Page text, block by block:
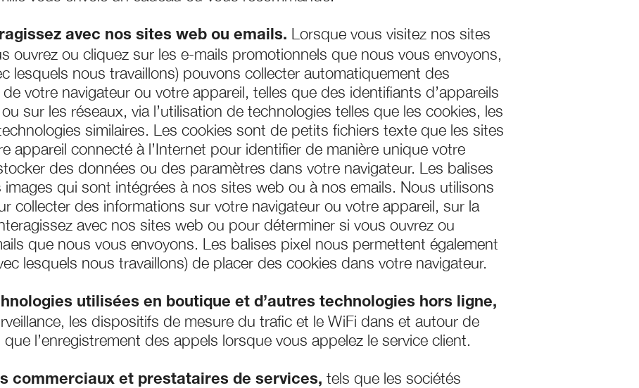
avec nos sites web ou emails. Lorsque vous visitez nos sites
ouvrez ou cliquez sur les e-mails promotionnels que nous vous envoyons,
lesquels nous travaillons) pouvons collecter automatiquement des
votre navigateur ou votre appareil, telles que des identifiants d’appareils
sur les réseaux, via l’utilisation de technologies telles que les cookies, les
similaires. Les cookies sont de petits fichiers texte que les sites
appareil connecté à l’Internet pour identifier de manière unique votre
des données ou des paramètres dans votre navigateur. Les balises
qui sont intégrées à nos sites web ou à nos emails. Nous utilisons
collecter des informations sur votre navigateur ou votre appareil, sur la
avec nos sites web ou pour déterminer si vous ouvrez ou
que nous vous envoyons. Les balises pixel nous permettent également
lesquels nous travaillons) de placer des cookies dans votre navigateur.
utilisées en boutique et d’autres technologies hors ligne,
les dispositifs de mesure du trafic et le WiFi dans et autour de
l’enregistrement des appels lorsque vous appelez le service client.
commerciaux et prestataires de services, tels que les sociétés